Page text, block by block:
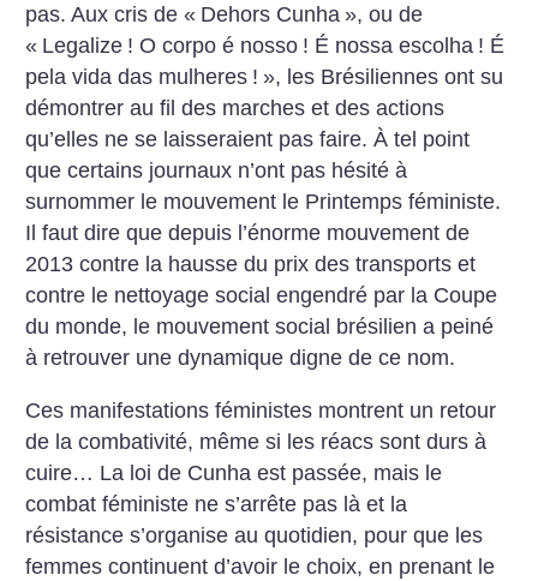
pas. Aux cris de « Dehors Cunha », ou de
« Legalize ! O corpo é nosso ! É nossa escolha ! É
pela vida das mulheres ! », les Brésiliennes ont su
démontrer au fil des marches et des actions
qu’elles ne se laisseraient pas faire. À tel point
que certains journaux n’ont pas hésité à
surnommer le mouvement le Printemps féministe.
Il faut dire que depuis l’énorme mouvement de
2013 contre la hausse du prix des transports et
contre le nettoyage social engendré par la Coupe
du monde, le mouvement social brésilien a peiné
à retrouver une dynamique digne de ce nom.
Ces manifestations féministes montrent un retour
de la combativité, même si les réacs sont durs à
cuire… La loi de Cunha est passée, mais le
combat féministe ne s’arrête pas là et la
résistance s’organise au quotidien, pour que les
femmes continuent d’avoir le choix, en prenant le